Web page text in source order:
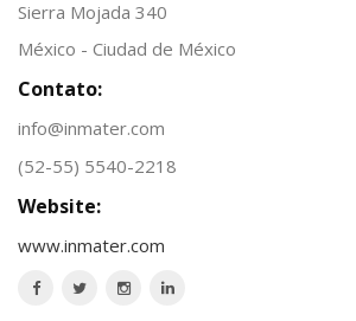
Sierra Mojada 340
México - Ciudad de México
Contato:
info@inmater.com
(52-55) 5540-2218
Website:
www.inmater.com